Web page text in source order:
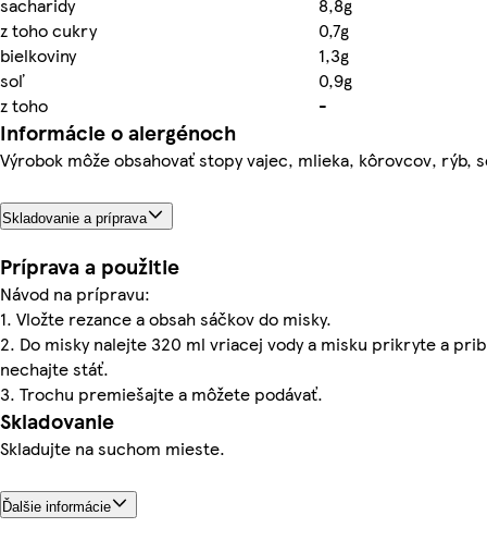
z toho cukry
0,7g
bielkoviny
1,3g
soľ
0,9g
z toho
-
Informácie o alergénoch
Výrobok môže obsahovať stopy vajec, mlieka, kôrovcov, rýb,
Skladovanie a príprava
Príprava a použitie
Návod na prípravu:
1. Vložte rezance a obsah sáčkov do misky.
2. Do misky nalejte 320 ml vriacej vody a misku prikryte a
nechajte stáť.
3. Trochu premiešajte a môžete podávať.
Skladovanie
Skladujte na suchom mieste.
Ďalšie informácie